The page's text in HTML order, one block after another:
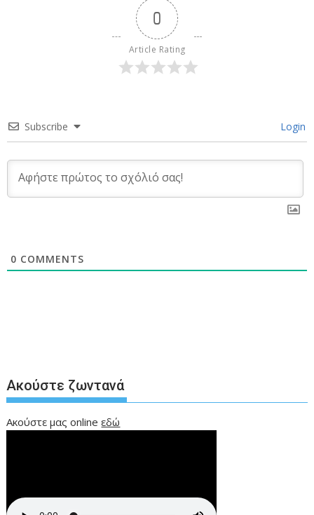
0
Article Rating
Subscribe Login
0 COMMENTS
Ακούστε ζωντανά
Ακούστε μας onlineεδώ